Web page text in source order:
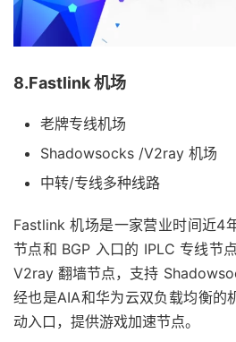
8.Fastlink 机场
老牌专线机场
Shadowsocks /V2ray 机场
中转/专线多种线路
Fastlink 机场是一家营业时间近4
节点和 BGP 入口的 IPLC 专线节
V2ray 翻墙节点，支持
经也是AIA和华为云双负载均衡的
动入口，提供游戏加速节点。